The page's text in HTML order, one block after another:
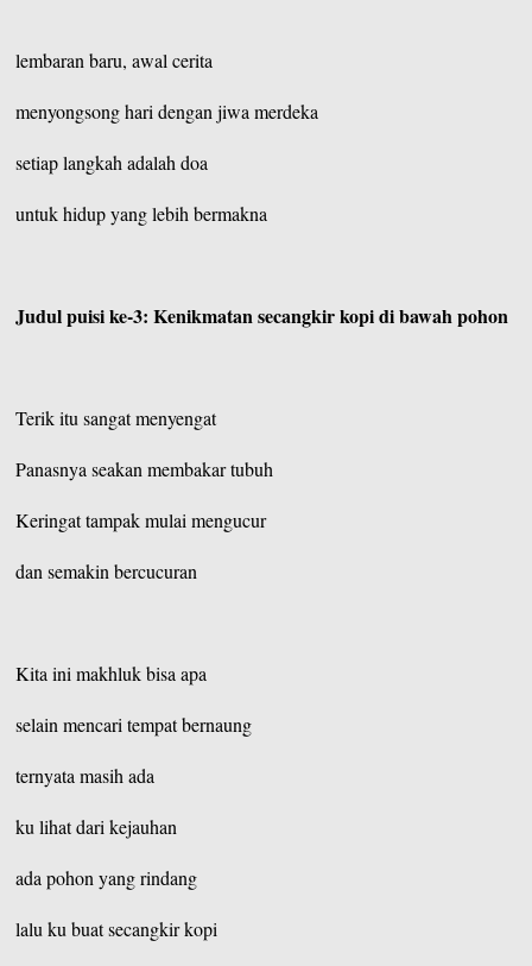
lembaran baru, awal cerita
menyongsong hari dengan jiwa merdeka
setiap langkah adalah doa
untuk hidup yang lebih bermakna
Judul puisi ke-3: Kenikmatan secangkir kopi di bawah pohon
Terik itu sangat menyengat
Panasnya seakan membakar tubuh
Keringat tampak mulai mengucur
dan semakin bercucuran
Kita ini makhluk bisa apa
selain mencari tempat bernaung
ternyata masih ada
ku lihat dari kejauhan
ada pohon yang rindang
lalu ku buat secangkir kopi